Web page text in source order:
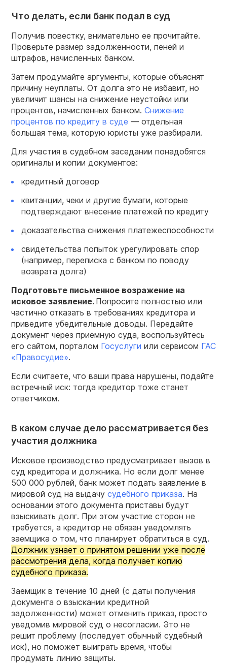
Что делать, если банк подал в суд
Получив повестку, внимательно ее прочитайте.
Проверьте размер задолженности, пеней и
штрафов, начисленных банком.
Затем продумайте аргументы, которые объяснят
причину неуплаты. От долга это не избавит, но
увеличит шансы на снижение неустойки или
процентов, начисленных банком. Снижение
процентов по кредиту в суде — отдельная
большая тема, которую юристы уже разбирали.
Для участия в судебном заседании понадобятся
оригиналы и копии документов:
кредитный договор
квитанции, чеки и другие бумаги, которые
подтверждают внесение платежей по кредиту
доказательства снижения платежеспособности
свидетельства попыток урегулировать спор
(например, переписка с банком по поводу
возврата долга)
Подготовьте письменное возражение на
исковое заявление. Попросите полностью или
частично отказать в требованиях кредитора и
приведите убедительные доводы. Передайте
документ через приемную суда, воспользуйтесь
его сайтом, порталом Госуслуги или сервисом ГАС
«Правосудие».
Если считаете, что ваши права нарушены, подайте
встречный иск: тогда кредитор тоже станет
ответчиком.
В каком случае дело рассматривается без
участия должника
Исковое производство предусматривает вызов в
суд кредитора и должника. Но если долг менее
500 000 рублей, банк может подать заявление в
мировой суд на выдачу судебного приказа. На
основании этого документа приставы будут
взыскивать долг. При этом участие сторон не
требуется, а кредитор не обязан уведомлять
заемщика о том, что планирует обратиться в суд.
Должник узнает о принятом решении уже после
рассмотрения дела, когда получает копию
судебного приказа.
Заемщик в течение 10 дней (с даты получения
документа о взыскании кредитной
задолженности) может отменить приказ, просто
уведомив мировой суд о несогласии. Это не
решит проблему (последует обычный судебный
иск), но поможет выиграть время, чтобы
продумать линию защиты.